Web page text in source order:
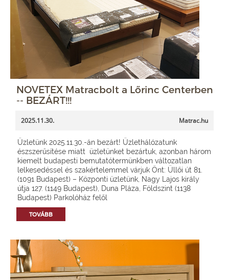
NOVETEX Matracbolt a Lőrinc Centerben
-- BEZÁRT!!!
2025.11.30. Matrac.hu
Üzletünk 2025.11.30.-án bezárt! Üzlethálózatunk
észszerűsítése miatt üzletünket bezártuk, azonban három
kiemelt budapesti bemutatótermünkben változatlan
lelkesedéssel és szakértelemmel várjuk Önt: Üllői út 81.
(1091 Budapest) – Központi üzletünk, Nagy Lajos király
útja 127. (1149 Budapest), Duna Pláza, Földszint (1138
Budapest) Parkolóház felől
TOVÁBB